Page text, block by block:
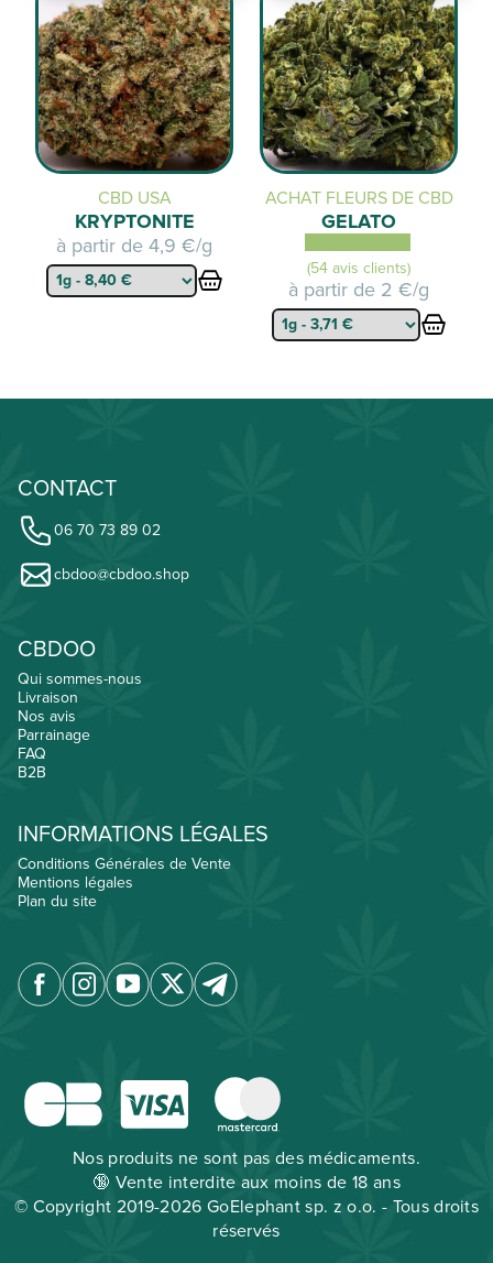
CBD USA
KRYPTONITE
à partir de 4,9 €/g
ACHAT FLEURS DE CBD
GELATO
(54 avis clients)
à partir de 2 €/g
CONTACT
06 70 73 89 02
cbdoo@cbdoo.shop
CBDOO
Qui sommes-nous
Livraison
Nos avis
Parrainage
FAQ
B2B
INFORMATIONS LÉGALES
Conditions Générales de Vente
Mentions légales
Plan du site
Nos produits ne sont pas des médicaments.
🔞 Vente interdite aux moins de 18 ans
© Copyright 2019-2026 GoElephant sp. z o.o. - Tous droits
réservés